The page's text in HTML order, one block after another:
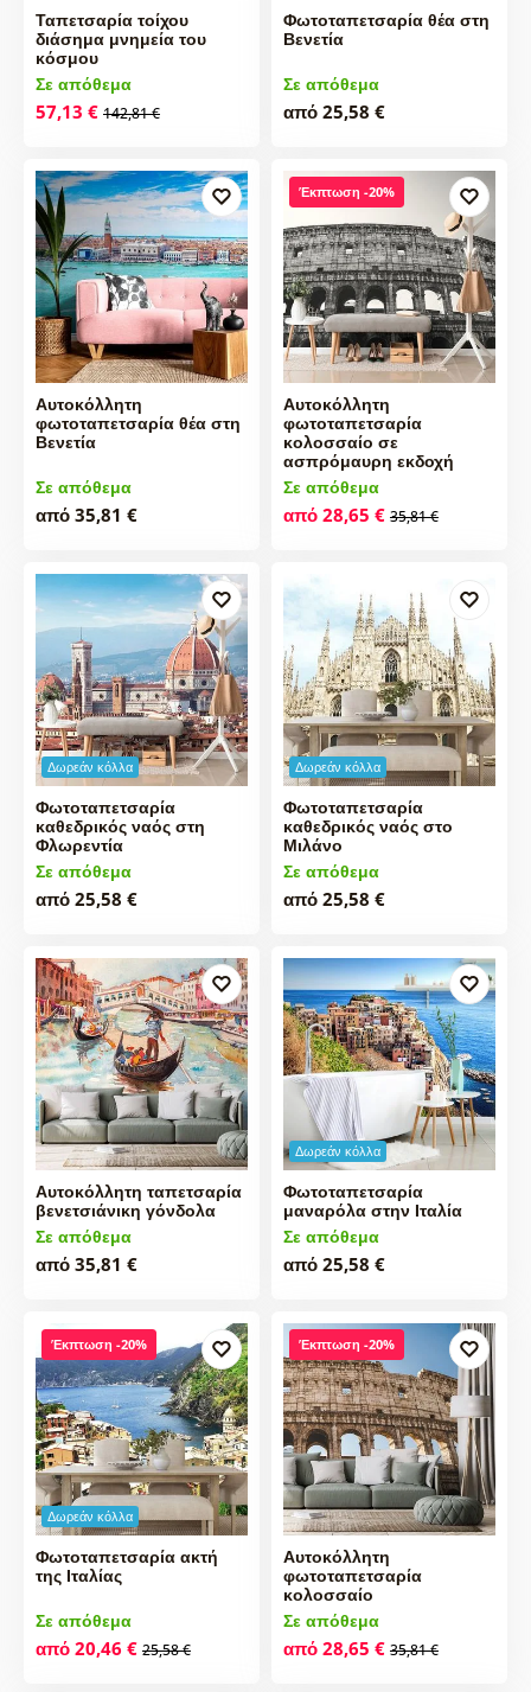
Ταπετσαρία τοίχου
διάσημα μνημεία του
κόσμου
Σε απόθεμα
57,13 € 142,81 €
Φωτοταπετσαρία θέα στη
Βενετία
Σε απόθεμα
από 25,58 €
Αυτοκόλλητη
φωτοταπετσαρία θέα στη
Βενετία
Σε απόθεμα
από 35,81 €
Έκπτωση -20%
Αυτοκόλλητη
φωτοταπετσαρία
κολοσσαίο σε
ασπρόμαυρη εκδοχή
Σε απόθεμα
από 28,65 € 35,81 €
Δωρεάν κόλλα
Φωτοταπετσαρία
καθεδρικός ναός στη
Φλωρεντία
Σε απόθεμα
από 25,58 €
Δωρεάν κόλλα
Φωτοταπετσαρία
καθεδρικός ναός στο
Μιλάνο
Σε απόθεμα
από 25,58 €
Αυτοκόλλητη ταπετσαρία
βενετσιάνικη γόνδολα
Σε απόθεμα
από 35,81 €
Δωρεάν κόλλα
Φωτοταπετσαρία
μαναρόλα στην Ιταλία
Σε απόθεμα
από 25,58 €
Δωρεάν κόλλα
Έκπτωση -20%
Φωτοταπετσαρία ακτή
της Ιταλίας
Σε απόθεμα
από 20,46 € 25,58 €
Έκπτωση -20%
Αυτοκόλλητη
φωτοταπετσαρία
κολοσσαίο
Σε απόθεμα
από 28,65 € 35,81 €